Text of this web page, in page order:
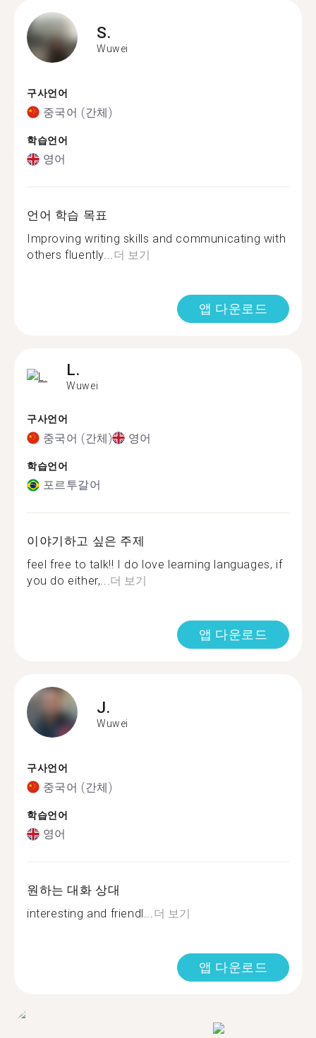
S.
Wuwei
구사언어
중국어 (간체)
학습언어
영어
언어 학습 목표
Improving writing skills and communicating with
others fluently...더 보기
앱 다운로드
L.
Wuwei
구사언어
중국어 (간체) 영어
학습언어
포르투갈어
이야기하고 싶은 주제
feel free to talk!! I do love learning languages, if
you do either,...더 보기
앱 다운로드
J.
Wuwei
구사언어
중국어 (간체)
학습언어
영어
원하는 대화 상대
interesting and friendl...더 보기
앱 다운로드